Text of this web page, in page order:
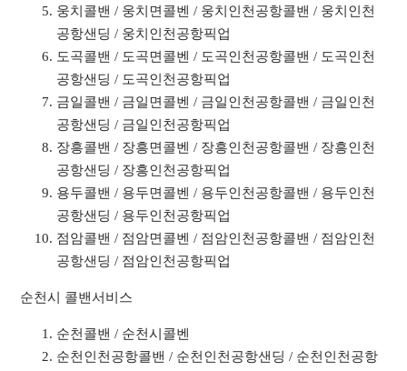
웅치콜밴 / 웅치면콜벤 / 웅치인천공항콜밴 / 웅치인천
공항샌딩 / 웅치인천공항픽업
도곡콜밴 / 도곡면콜벤 / 도곡인천공항콜밴 / 도곡인천
공항샌딩 / 도곡인천공항픽업
금일콜밴 / 금일면콜벤 / 금일인천공항콜밴 / 금일인천
공항샌딩 / 금일인천공항픽업
장흥콜밴 / 장흥면콜벤 / 장흥인천공항콜밴 / 장흥인천
공항샌딩 / 장흥인천공항픽업
용두콜밴 / 용두면콜벤 / 용두인천공항콜밴 / 용두인천
공항샌딩 / 용두인천공항픽업
점암콜밴 / 점암면콜벤 / 점암인천공항콜밴 / 점암인천
공항샌딩 / 점암인천공항픽업
순천시 콜밴서비스
순천콜밴 / 순천시콜벤
순천인천공항콜밴 / 순천인천공항샌딩 / 순천인천공항